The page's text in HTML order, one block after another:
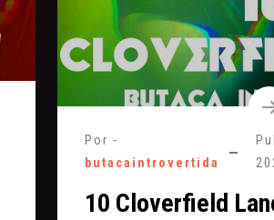
Por -
butacaintrovertida
10 Cloverfield